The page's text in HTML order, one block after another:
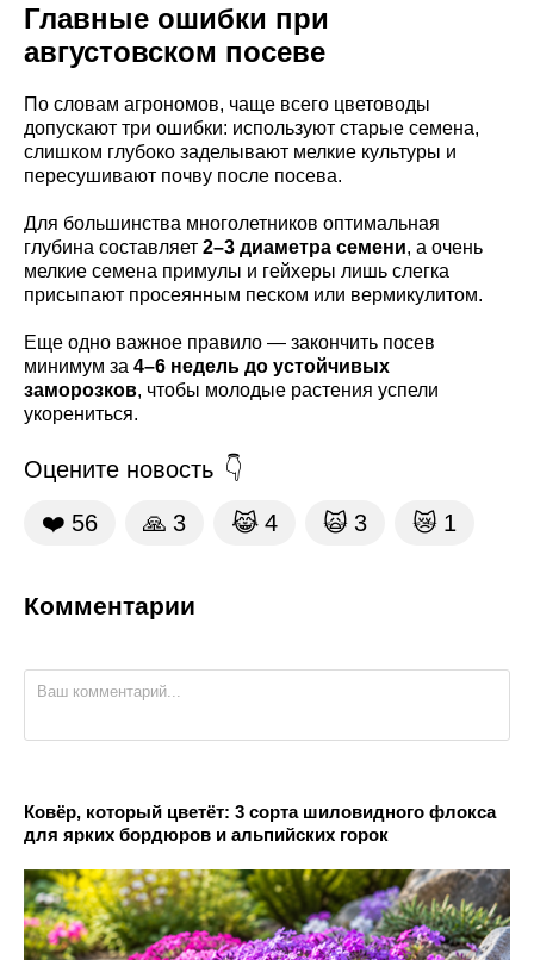
Главные ошибки при
августовском посеве
По словам агрономов, чаще всего цветоводы
допускают три ошибки: используют старые семена,
слишком глубоко заделывают мелкие культуры и
пересушивают почву после посева.
Для большинства многолетников оптимальная
глубина составляет 2–3 диаметра семени, а очень
мелкие семена примулы и гейхеры лишь слегка
присыпают просеянным песком или вермикулитом.
Еще одно важное правило — закончить посев
минимум за 4–6 недель до устойчивых
заморозков, чтобы молодые растения успели
укорениться.
Оцените новость
❤️ 56 🙏 3 😹 4 🙀 3 😿 1
Комментарии
Ковёр, который цветёт: 3 сорта шиловидного флокса
для ярких бордюров и альпийских горок